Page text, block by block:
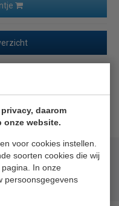
daarom
onze website.
voor cookies instellen.
soorten cookies die wij
pagina. In onze
persoonsgegevens